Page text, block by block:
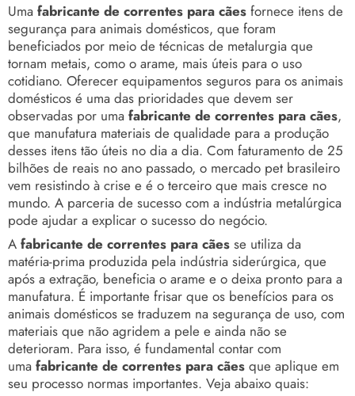
Uma fabricante de correntes para cães fornece itens de
segurança para animais domésticos, que foram
beneficiados por meio de técnicas de metalurgia que
tornam metais, como o arame, mais úteis para o uso
cotidiano. Oferecer equipamentos seguros para os animais
domésticos é uma das prioridades que devem ser
observadas por uma fabricante de correntes para cães,
que manufatura materiais de qualidade para a produção
desses itens tão úteis no dia a dia. Com faturamento de 25
bilhões de reais no ano passado, o mercado pet brasileiro
vem resistindo à crise e é o terceiro que mais cresce no
mundo. A parceria de sucesso com a indústria metalúrgica
pode ajudar a explicar o sucesso do negócio.
A fabricante de correntes para cães se utiliza da
matéria-prima produzida pela indústria siderúrgica, que
após a extração, beneficia o arame e o deixa pronto para a
manufatura. É importante frisar que os benefícios para os
animais domésticos se traduzem na segurança de uso, com
materiais que não agridem a pele e ainda não se
deterioram. Para isso, é fundamental contar com
uma fabricante de correntes para cães que aplique em
seu processo normas importantes. Veja abaixo quais: